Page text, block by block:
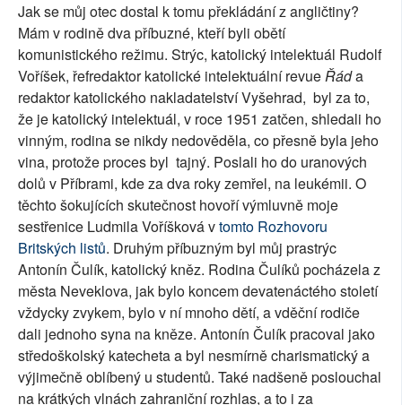
Jak se můj otec dostal k tomu překládání z angličtiny?
Mám v rodině dva příbuzné, kteří byli obětí
komunistického režimu. Strýc, katolický intelektuál Rudolf
Voříšek, řefredaktor katolické intelektuální revueŘáda
redaktor katolického nakladatelství Vyšehrad, byl za to,
že je katolický intelektuál, v roce 1951 zatčen, shledali ho
vinným, rodina se nikdy nedověděla, co přesně byla jeho
vina, protože proces byl tajný. Poslali ho do uranových
dolů v Příbrami, kde za dva roky zemřel, na leukémii. O
těchto šokujících skutečnost hovoří výmluvně moje
sestřenice Ludmila Voříšková vtomto Rozhovoru
Britských listů. Druhým příbuzným byl můj prastrýc
Antonín Čulík, katolický kněz. Rodina Čulíků pocházela z
města Neveklova, jak bylo koncem devatenáctého století
vždycky zvykem, bylo v ní mnoho dětí, a vděční rodiče
dali jednoho syna na kněze. Antonín Čulík pracoval jako
středoškolský katecheta a byl nesmírně charismatický a
výjimečně oblíbený u studentů. Také nadšeně poslouchal
na krátkých vlnách zahraniční rozhlas, a to i za